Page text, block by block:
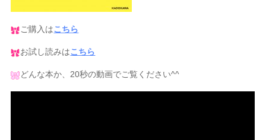
ご購入はこちら
お試し読みはこちら
どんな本か、20秒の動画でご覧ください^^